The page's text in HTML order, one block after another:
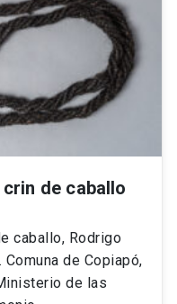
de caballo
caballo, Rodrigo
de Copiapó,
de las